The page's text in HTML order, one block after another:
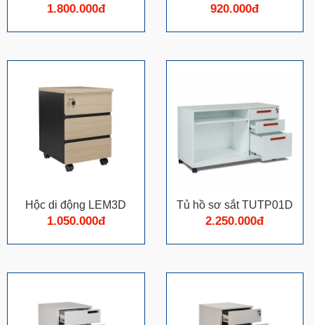
1.800.000đ 920.000đ
Hộc di động LEM3D
1.050.000đ
Tủ hồ sơ sắt TUTP01D
2.250.000đ